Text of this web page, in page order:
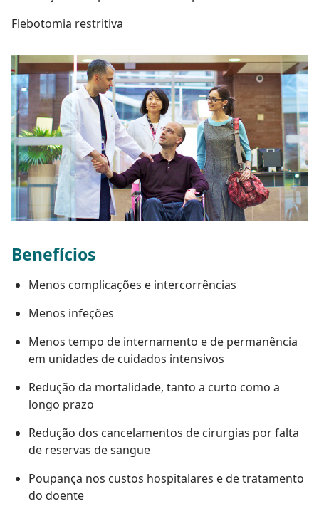
Flebotomia restritiva
Benefícios
Menos complicações e intercorrências
Menos infeções
Menos tempo de internamento e de permanência
em unidades de cuidados intensivos
Redução da mortalidade, tanto a curto como a
longo prazo
Redução dos cancelamentos de cirurgias por falta
de reservas de sangue
Poupança nos custos hospitalares e de tratamento
do doente